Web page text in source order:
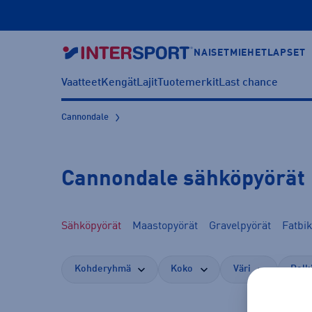
NAISET MIEHET LAPSET
VaatteetKengätLajitTuotemerkitLast chance
Cannondale
Cannondale sähköpyörät
Sähköpyörät Maastopyörät Gravelpyörät
Kohderyhmä Koko Väri